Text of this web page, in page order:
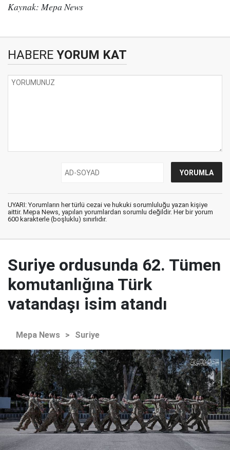
Kaynak: Mepa News
HABERE YORUM KAT
UYARI: Yorumların her türlü cezai ve hukuki sorumluluğu yazan kişiye
aittir. Mepa News, yapılan yorumlardan sorumlu değildir. Her bir yorum
600 karakterle (boşluklu) sınırlıdır.
Suriye ordusunda 62. Tümen
komutanlığına Türk
vatandaşı isim atandı
Mepa News > Suriye